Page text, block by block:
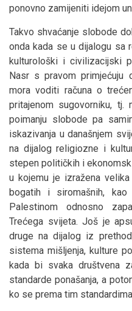
ponovno zamijeniti idejom
Takvo shvaćanje slobode
onda kada se u dijalogu sa
kulturološki i civilizacijski
Nasr s pravom primjećuju
mora voditi računa o
pritajenom sugovorniku, tj.
poimanju slobode pa
iskazivanja u današnjem
na dijalog religiozne i
stepen političkih i
u kojemu je izražena
bogatih i siromašnih,
Palestinom odnosno
Trećega svijeta. Još je
druge na dijalog iz
sistema mišljenja, kulture
kada bi svaka društvena
standarde ponašanja, a
ko se prema tim